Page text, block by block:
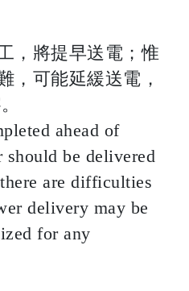
，將提早送電；惟
，可能延緩送電，
ahead of
should be delivered
are difficulties
delivery may be
for any